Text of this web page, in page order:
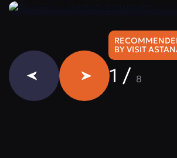
BY VISIT
1 / 8